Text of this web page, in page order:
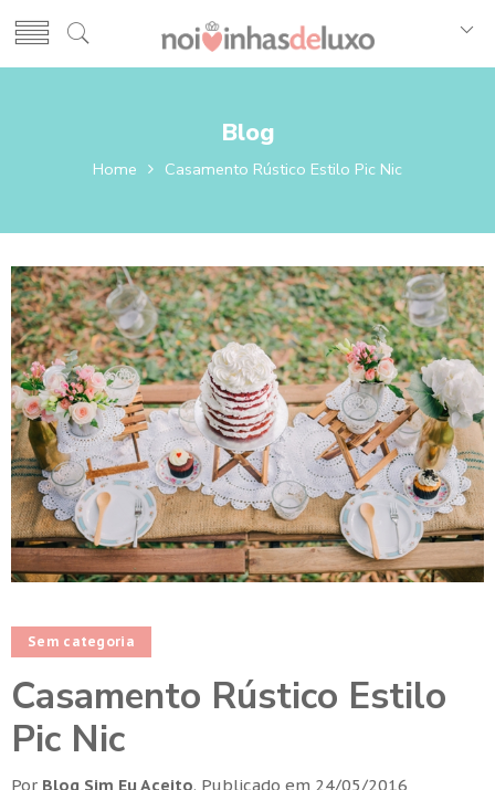
Blog
Home Casamento Rústico Estilo Pic Nic
Sem categoria
Casamento Rústico Estilo
Pic Nic
Por Blog Sim Eu Aceito. Publicado em 24/05/2016